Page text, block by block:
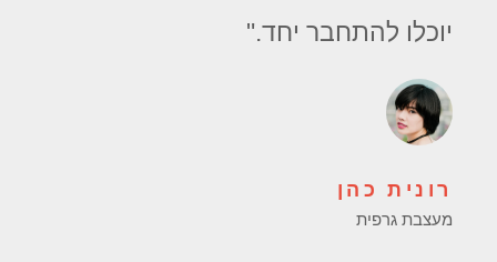
יוכלו להתחבר יחד."
רונית כהן
מעצבת גרפית